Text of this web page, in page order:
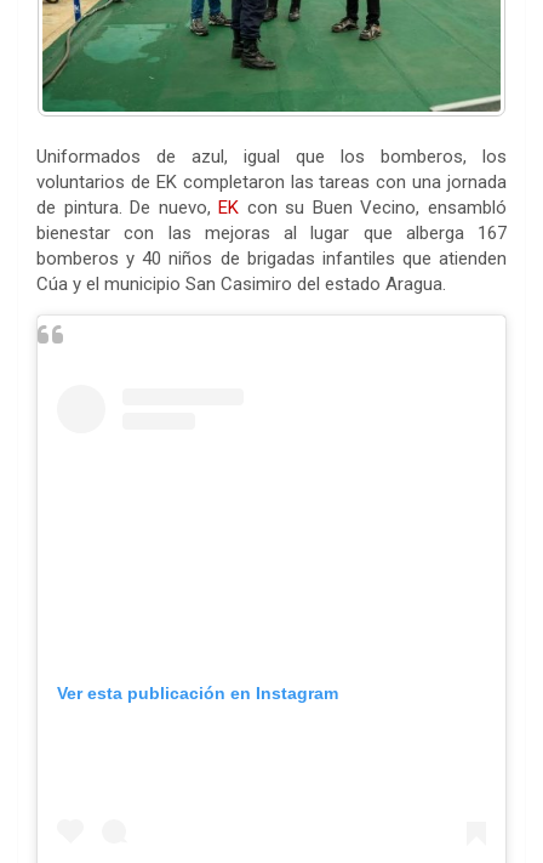
Uniformados de azul, igual que los bomberos, los
voluntarios de EK completaron las tareas con una jornada
de pintura. De nuevo,EK con su Buen Vecino, ensambló
bienestar con las mejoras al lugar que alberga 167
bomberos y 40 niños de brigadas infantiles que atienden
Cúa y el municipio San Casimiro del estado Aragua.
Ver esta publicación en Instagram